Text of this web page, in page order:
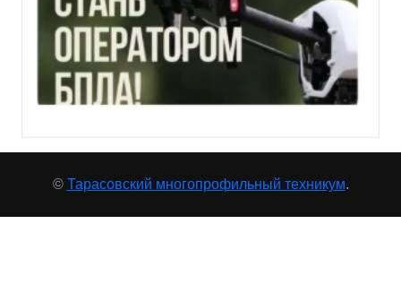
© Тарасовский многопрофильный техникум.